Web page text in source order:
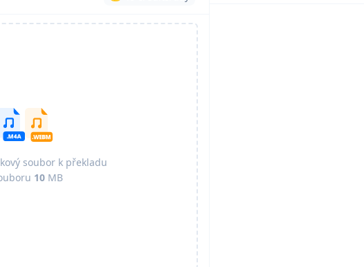
soubor k překladu
10 MB
Pro